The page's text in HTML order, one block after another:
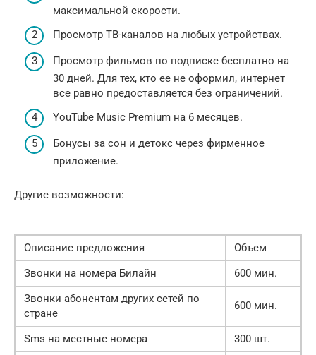
максимальной скорости.
Просмотр ТВ-каналов на любых устройствах.
Просмотр фильмов по подписке бесплатно на
30 дней. Для тех, кто ее не оформил, интернет
все равно предоставляется без ограничений.
YouTube Music Premium на 6 месяцев.
Бонусы за сон и детокс через фирменное
приложение.
Другие возможности:
Описание предложения
Объем
Звонки на номера Билайн
600 мин.
Звонки абонентам других сетей по
стране
600 мин.
Sms на местные номера
300 шт.